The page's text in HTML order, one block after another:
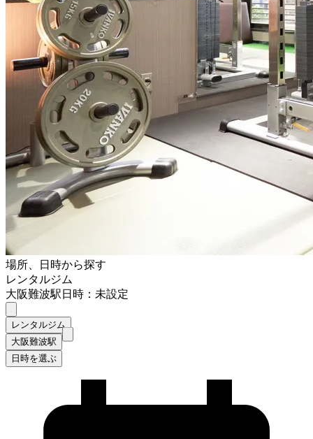
場所、日時から探す
レンタルジム
大阪難波駅日時：未設定
レンタルジム
大阪難波駅
日時を選ぶ